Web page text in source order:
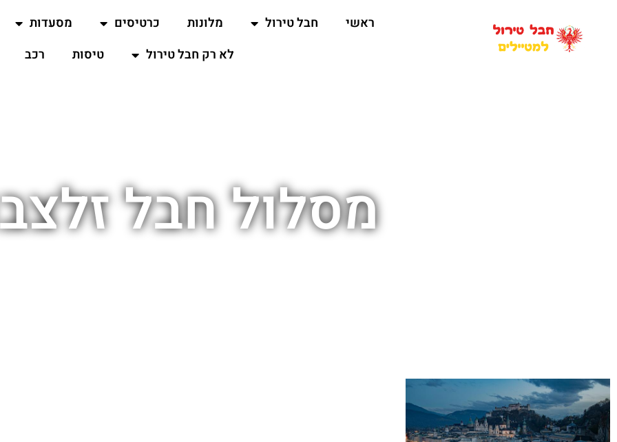
ראשי חבל טירול מלונות כרטיסים מסעדות
לא רק חבל טירול
טיסות רכב
מסלול חבל